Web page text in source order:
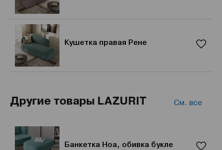
Кушетка правая Рене
Другие товары LAZURIT См. все
Банкетка Ноа, обивка букле